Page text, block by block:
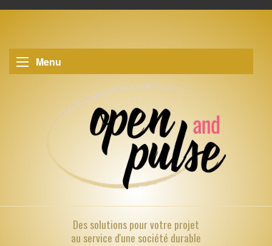
Menu
Des solutions pourvotre projet
au service d'une société durable